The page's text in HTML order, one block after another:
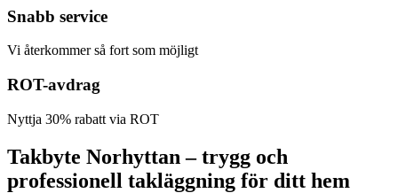
Snabb service
Vi återkommer så fort som möjligt
ROT-avdrag
Nyttja 30% rabatt via ROT
Takbyte Norhyttan – trygg och
professionell takläggning för ditt hem